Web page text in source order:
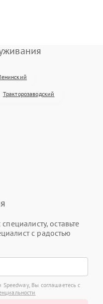
Тракторозаводский
оставьте
с радостью
Вы соглашаетесь с